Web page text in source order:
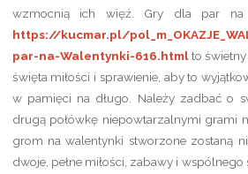
wzmocnią ich więź. Gry dla par na
https://kucmar.pl/
par-na-Walentynki-616.html to
święta miłości i sprawienie, aby to
w pamięci na długo. Należy zadbać o
drugą połówkę niepowtarzalnymi grami
grom na walentynki stworzone zostaną
dwoje, pełne miłości, zabawy i